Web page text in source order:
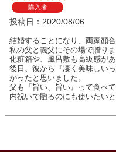
購入者
投稿日 2020/08/06
結婚することになり、両家顔
私の父と義父にその場で贈りま
化粧箱や、風呂敷も高級感が
後日、彼から『凄く美味しい
かったと思いました。
父も『旨い、旨い』って食べて
内祝いで贈るのにも使いたい